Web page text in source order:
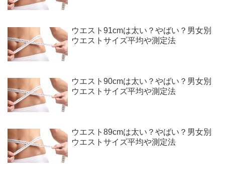
ウエスト91cmは太い？やばい？男女別
ウエストサイズ平均や測定法
ウエスト90cmは太い？やばい？男女別
ウエストサイズ平均や測定法
ウエスト89cmは太い？やばい？男女別
ウエストサイズ平均や測定法